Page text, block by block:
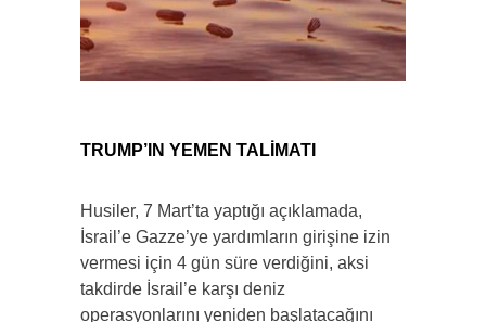
TRUMP’IN YEMEN TALİMATI
Husiler, 7 Mart’ta yaptığı açıklamada,
İsrail’e Gazze’ye yardımların girişine izin
vermesi için 4 gün süre verdiğini, aksi
takdirde İsrail’e karşı deniz
operasyonlarını yeniden başlatacağını